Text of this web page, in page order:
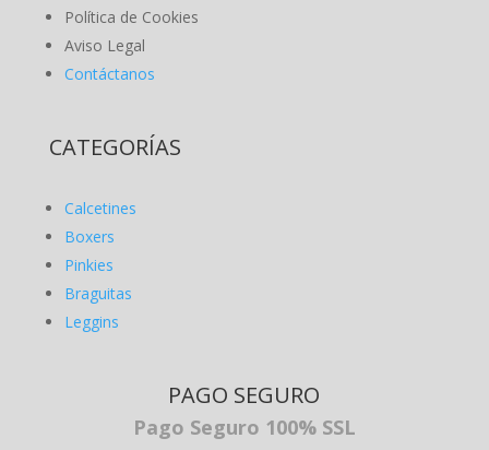
Política de Cookies
Aviso Legal
Contáctanos
CATEGORÍAS
Calcetines
Boxers
Pinkies
Braguitas
Leggins
PAGO SEGURO
Pago Seguro 100% SSL